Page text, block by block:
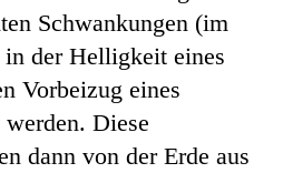
Schwankungen (im
der Helligkeit eines
Vorbeizug eines
Diese
dann von der Erde aus